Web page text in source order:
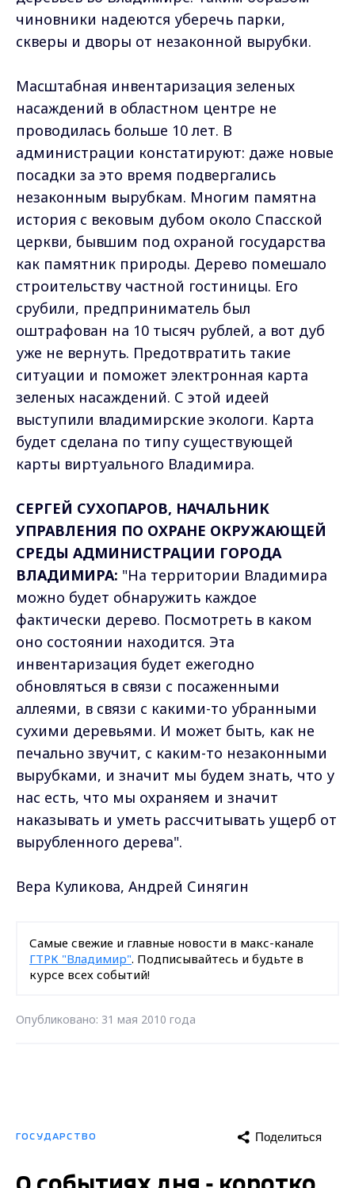
чиновники надеются уберечь парки,
скверы и дворы от незаконной вырубки.
Масштабная инвентаризация зеленых
насаждений в областном центре не
проводилась больше 10 лет. В
администрации констатируют: даже новые
посадки за это время подвергались
незаконным вырубкам. Многим памятна
история с вековым дубом около Спасской
церкви, бывшим под охраной государства
как памятник природы. Дерево помешало
строительству частной гостиницы. Его
срубили, предприниматель был
оштрафован на 10 тысяч рублей, а вот дуб
уже не вернуть. Предотвратить такие
ситуации и поможет электронная карта
зеленых насаждений. С этой идеей
выступили владимирские экологи. Карта
будет сделана по типу существующей
карты виртуального Владимира.
СЕРГЕЙ СУХОПАРОВ, НАЧАЛЬНИК
УПРАВЛЕНИЯ ПО ОХРАНЕ ОКРУЖАЮЩЕЙ
СРЕДЫ АДМИНИСТРАЦИИ ГОРОДА
ВЛАДИМИРА: "На территории Владимира
можно будет обнаружить каждое
фактически дерево. Посмотреть в каком
оно состоянии находится. Эта
инвентаризация будет ежегодно
обновляться в связи с посаженными
аллеями, в связи с какими-то убранными
сухими деревьями. И может быть, как не
печально звучит, с каким-то незаконными
вырубками, и значит мы будем знать, что у
нас есть, что мы охраняем и значит
наказывать и уметь рассчитывать ущерб от
вырубленного дерева".
Вера Куликова, Андрей Синягин
Самые свежие и главные новости в макс-канале
ГТРК "Владимир". Подписывайтесь и будьте в
курсе всех событий!
Опубликовано: 31 мая 2010 года
ГОСУДАРСТВО Поделиться